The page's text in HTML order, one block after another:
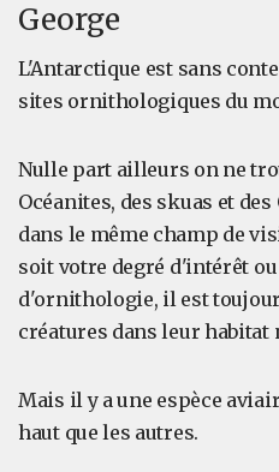
George
L'Antarctique est sans
sites ornithologiques du
Nulle part ailleurs on ne
Océanites, des skuas et
dans le même champ de
soit votre degré d'intérêt
d'ornithologie, il est
créatures dans leur habitat
Mais il y a une espèce
haut que les autres.